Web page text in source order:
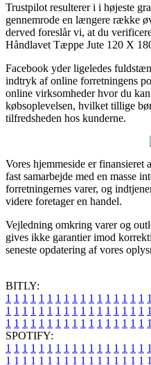
Trustpilot resulterer i i højeste
gennemrode en længere række
derved foreslår vi, at du
Håndlavet Tæppe Jute 120 X
Facebook yder ligeledes
indtryk af online forretningens
online virksomheder hvor du
købsoplevelsen, hvilket tillige
tilfredsheden hos kunderne.
Vores hjemmeside er
fast samarbejde med en masse
forretningernes varer, og
videre foretager en handel.
Vejledning omkring varer og
gives ikke garantier imod
seneste opdatering af vores
BITLY:
1 1 1 1 1 1 1 1 1 1 1 1 1 1 1 1 1 1
1 1 1 1 1 1 1 1 1 1 1 1 1 1 1 1 1 1
1 1 1 1 1 1 1 1 1 1 1 1 1 1 1 1 1 1
SPOTIFY:
1 1 1 1 1 1 1 1 1 1 1 1 1 1 1 1 1 1
1 1 1 1 1 1 1 1 1 1 1 1 1 1 1 1 1 1